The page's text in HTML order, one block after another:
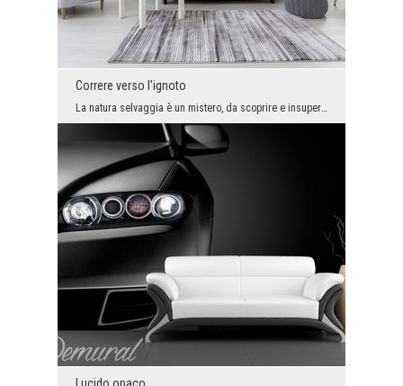
Correre verso l'ignoto
La natura selvaggia è un mistero, da scoprire e insuperabile. Se abbiamo la forza, non possiamo c...